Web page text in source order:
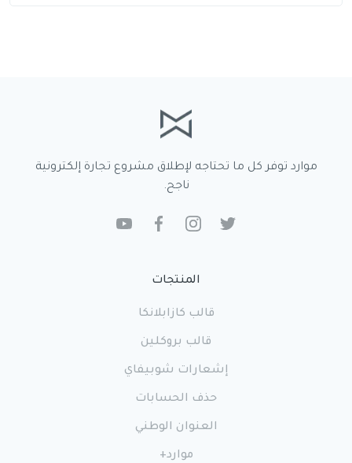
موارد توفر كل ما تحتاجه لإطلاق مشروع تجارة إلكترونية
ناجح.
المنتجات
قالب كازابلانكا
قالب بروكلين
إشعارات شوبيفاي
حذف الحسابات
العنوان الوطني
موارد+